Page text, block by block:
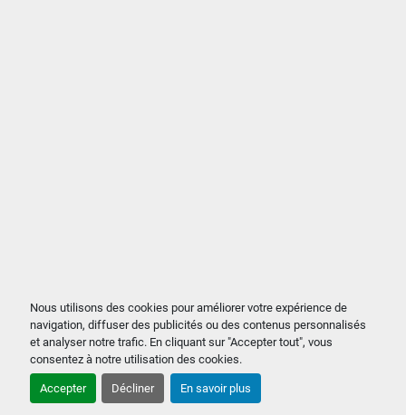
Nous utilisons des cookies pour améliorer votre expérience de
navigation, diffuser des publicités ou des contenus personnalisés
et analyser notre trafic. En cliquant sur "Accepter tout", vous
consentez à notre utilisation des cookies.
Accepter Décliner En savoir plus